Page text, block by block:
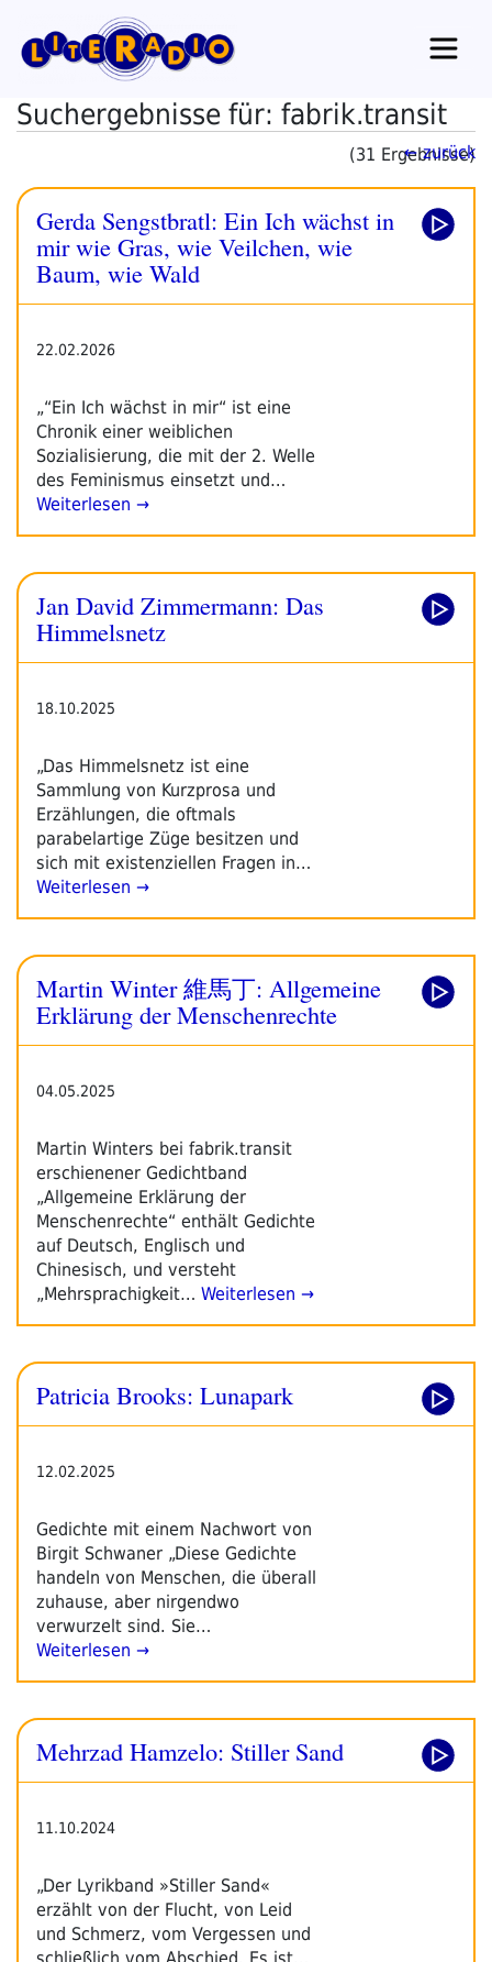
Inhalt
springen
Suchergebnisse für: fabrik.transit
(31 Ergebnisse)
← zurück
Gerda Sengstbratl: Ein Ich wächst in
mir wie Gras, wie Veilchen, wie
Baum, wie Wald
22.02.2026
„“Ein Ich wächst in mir“ ist eine
Chronik einer weiblichen
Sozialisierung, die mit der 2. Welle
des Feminismus einsetzt und…
Weiterlesen →
Jan David Zimmermann: Das
Himmelsnetz
18.10.2025
„Das Himmelsnetz ist eine
Sammlung von Kurzprosa und
Erzählungen, die oftmals
parabelartige Züge besitzen und
sich mit existenziellen Fragen in…
Weiterlesen →
Martin Winter 維馬丁: Allgemeine
Erklärung der Menschenrechte
04.05.2025
Martin Winters bei fabrik.transit
erschienener Gedichtband
„Allgemeine Erklärung der
Menschenrechte“ enthält Gedichte
auf Deutsch, Englisch und
Chinesisch, und versteht
„Mehrsprachigkeit… Weiterlesen →
Patricia Brooks: Lunapark
12.02.2025
Gedichte mit einem Nachwort von
Birgit Schwaner „Diese Gedichte
handeln von Menschen, die überall
zuhause, aber nirgendwo
verwurzelt sind. Sie…
Weiterlesen →
Mehrzad Hamzelo: Stiller Sand
11.10.2024
„Der Lyrikband »Stiller Sand«
erzählt von der Flucht, von Leid
und Schmerz, vom Vergessen und
schließlich vom Abschied. Es ist…